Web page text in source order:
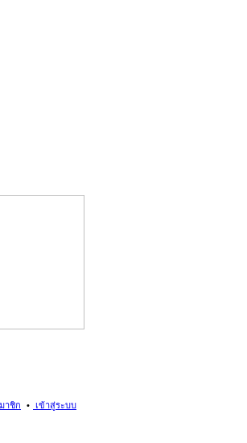
เข้าสู่ระบบ
าชิก